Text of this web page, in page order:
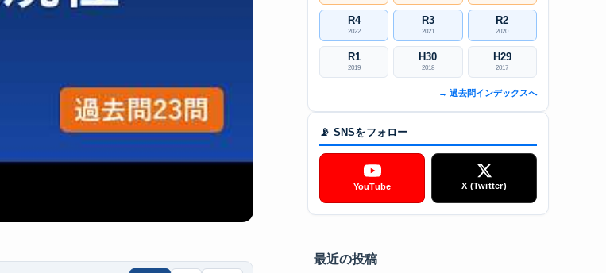
R4
2022
R3
2021
R2
2020
R1
2019
H30
2018
H29
2017
→ 過去問インデックスへ
📡 SNSをフォロー
YouTube X (Twitter)
最近の投稿